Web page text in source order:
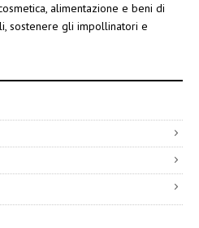
alimentazione e beni di
sostenere gli impollinatori e